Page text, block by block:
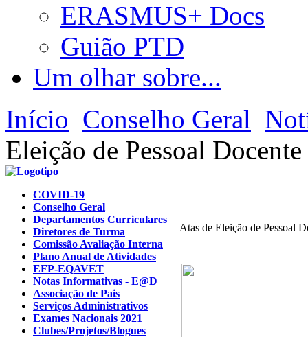
ERASMUS+ Docs
Guião PTD
Um olhar sobre...
Início Conselho Geral
Eleição de Pessoal
Atas de Eleição de Pessoal
COVID-19
Conselho Geral
Departamentos Curriculares
Diretores de Turma
Comissão Avaliação Interna
Plano Anual de Atividades
EFP-EQAVET
Notas Informativas - E@D
Associação de Pais
Serviços Administrativos
Exames Nacionais 2021
Clubes/Projetos/Blogues